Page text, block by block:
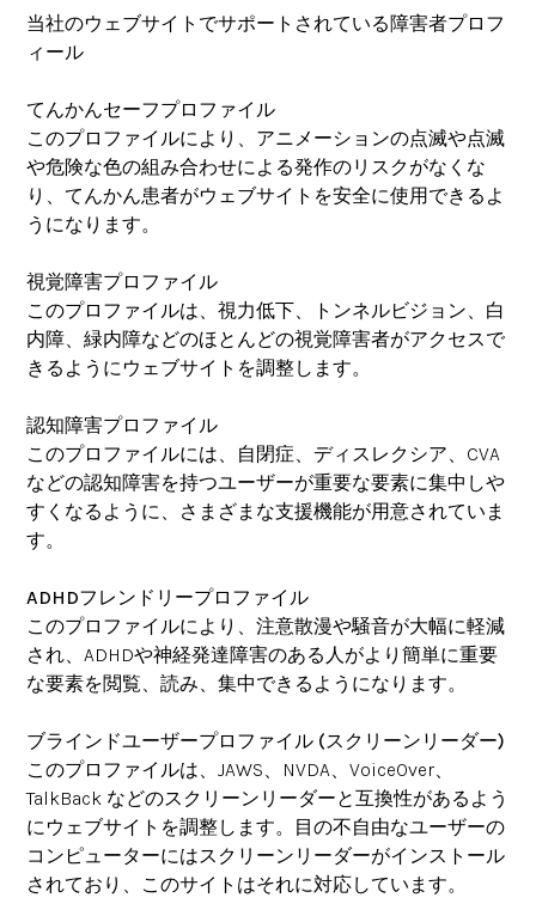
当社のウェブサイトでサポートされている障害者プロフ
ィール
てんかんセーフプロファイル
このプロファイルにより、アニメーションの点滅や点滅
や危険な色の組み合わせによる発作のリスクがなくな
り、てんかん患者がウェブサイトを安全に使用できるよ
うになります。
視覚障害プロファイル
このプロファイルは、視力低下、トンネルビジョン、白
内障、緑内障などのほとんどの視覚障害者がアクセスで
きるようにウェブサイトを調整します。
認知障害プロファイル
このプロファイルには、自閉症、ディスレクシア、CVA
などの認知障害を持つユーザーが重要な要素に集中しや
すくなるように、さまざまな支援機能が用意されていま
す。
ADHDフレンドリープロファイル
このプロファイルにより、注意散漫や騒音が大幅に軽減
され、ADHDや神経発達障害のある人がより簡単に重要
な要素を閲覧、読み、集中できるようになります。
ブラインドユーザープロファイル (スクリーンリーダー)
このプロファイルは、JAWS、NVDA、VoiceOver、
TalkBack などのスクリーンリーダーと互換性があるよう
にウェブサイトを調整します。目の不自由なユーザーの
コンピューターにはスクリーンリーダーがインストール
されており、このサイトはそれに対応しています。